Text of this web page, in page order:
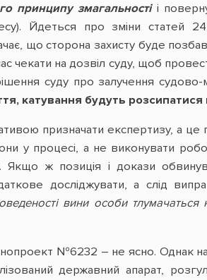
принципу змагальності і
Йдеться про зміни
що сторона захисту буде
чекати на дозвіл суду, щоб
суду про залучення
катування будуть розсипатися
призначати експертизу, а
у процесі, а не виконувати
ж позиція і докази
досліджувати, а слід
вини особи тлумачаться
№6232 – не ясно. Однак
державний апарат,